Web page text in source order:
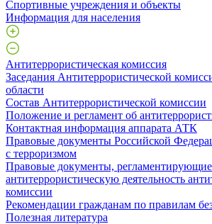
Спортивные учреждения и объекты
Информация для населения
Антитеррористическая комиссия
Заседания Антитеррористической
области
Состав Антитеррористической комиссии
Положение и регламент об
Контактная информация аппарата АТК
Правовые документы Российской
с терроризмом
Правовые документы, регламентирующие
антитеррористическую деятельность
комиссии
Рекомендации гражданам по правилам
Полезная литература